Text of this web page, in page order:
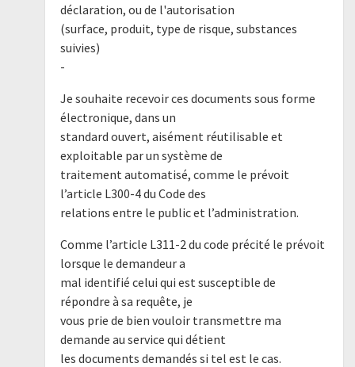
déclaration, ou de l'autorisation
(surface, produit, type de risque, substances
suivies)
-
Je souhaite recevoir ces documents sous forme
électronique, dans un
standard ouvert, aisément réutilisable et
exploitable par un système de
traitement automatisé, comme le prévoit
l’article L300-4 du Code des
relations entre le public et l’administration.
Comme l’article L311-2 du code précité le prévoit
lorsque le demandeur a
mal identifié celui qui est susceptible de
répondre à sa requête, je
vous prie de bien vouloir transmettre ma
demande au service qui détient
les documents demandés si tel est le cas.